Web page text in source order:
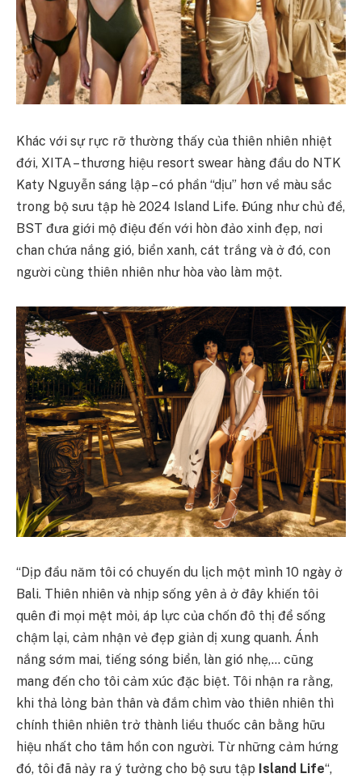
Khác với sự rực rỡ thường thấy của thiên nhiên nhiệt
đới, XITA – thương hiệu resort swear hàng đầu do NTK
Katy Nguyễn sáng lập – có phần “dịu” hơn về màu sắc
trong bộ sưu tập hè 2024 Island Life. Đúng như chủ đề,
BST đưa giới mộ điệu đến với hòn đảo xinh đẹp, nơi
chan chứa nắng gió, biển xanh, cát trắng và ở đó, con
người cùng thiên nhiên như hòa vào làm một.
“Dịp đầu năm tôi có chuyến du lịch một mình 10 ngày ở
Bali. Thiên nhiên và nhịp sống yên ả ở đây khiến tôi
quên đi mọi mệt mỏi, áp lực của chốn đô thị để sống
chậm lại, cảm nhận vẻ đẹp giản dị xung quanh. Ánh
nắng sớm mai, tiếng sóng biển, làn gió nhẹ,… cũng
mang đến cho tôi cảm xúc đặc biệt. Tôi nhận ra rằng,
khi thả lỏng bản thân và đắm chìm vào thiên nhiên thì
chính thiên nhiên trở thành liều thuốc cân bằng hữu
hiệu nhất cho tâm hồn con người. Từ những cảm hứng
đó, tôi đã nảy ra ý tưởng cho bộ sưu tập Island Life“,